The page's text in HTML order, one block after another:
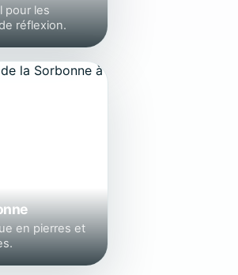
pour les
réflexion.
en pierres et